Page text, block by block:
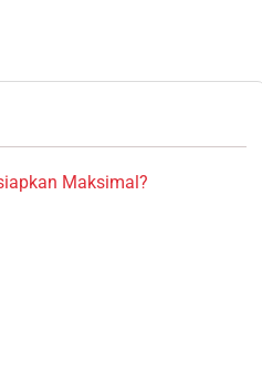
Maksimal?